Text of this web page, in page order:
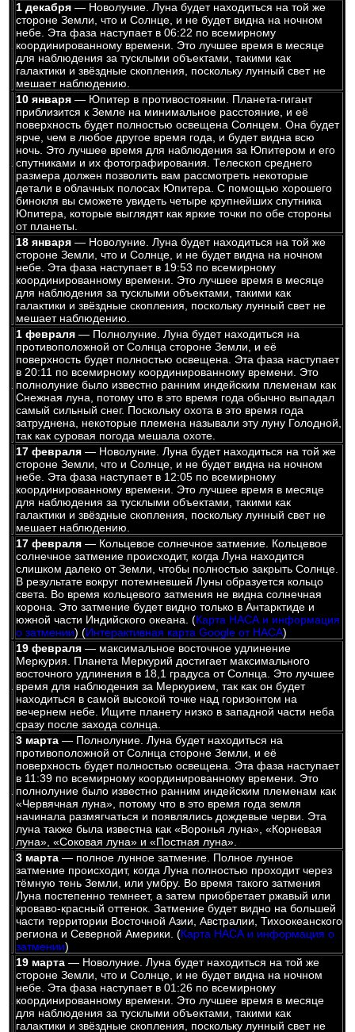
1 декабря— Новолуние. Луна будет находиться на той же
стороне Земли, что и Солнце, и не будет видна на ночном
небе. Эта фаза наступает в 06:22 по всемирному
координированному времени. Это лучшее время в месяце
для наблюдения за тусклыми объектами, такими как
галактики и звёздные скопления, поскольку лунный свет не
мешает наблюдению.
10 января— Юпитер в противостоянии. Планета-гигант
приблизится к Земле на минимальное расстояние, и её
поверхность будет полностью освещена Солнцем. Она будет
ярче, чем в любое другое время года, и будет видна всю
ночь. Это лучшее время для наблюдения за Юпитером и его
спутниками и их фотографирования. Телескоп среднего
размера должен позволить вам рассмотреть некоторые
детали в облачных полосах Юпитера. С помощью хорошего
бинокля вы сможете увидеть четыре крупнейших спутника
Юпитера, которые выглядят как яркие точки по обе стороны
от планеты.
18 января— Новолуние. Луна будет находиться на той же
стороне Земли, что и Солнце, и не будет видна на ночном
небе. Эта фаза наступает в 19:53 по всемирному
координированному времени. Это лучшее время в месяце
для наблюдения за тусклыми объектами, такими как
галактики и звёздные скопления, поскольку лунный свет не
мешает наблюдению.
1 февраля— Полнолуние. Луна будет находиться на
противоположной от Солнца стороне Земли, и её
поверхность будет полностью освещена. Эта фаза наступает
в 20:11 по всемирному координированному времени. Это
полнолуние было известно ранним индейским племенам как
Снежная луна, потому что в это время года обычно выпадал
самый сильный снег. Поскольку охота в это время года
затруднена, некоторые племена называли эту луну Голодной,
так как суровая погода мешала охоте.
17 февраля— Новолуние. Луна будет находиться на той же
стороне Земли, что и Солнце, и не будет видна на ночном
небе. Эта фаза наступает в 12:05 по всемирному
координированному времени. Это лучшее время в месяце
для наблюдения за тусклыми объектами, такими как
галактики и звёздные скопления, поскольку лунный свет не
мешает наблюдению.
17 февраля— Кольцевое солнечное затмение. Кольцевое
солнечное затмение происходит, когда Луна находится
слишком далеко от Земли, чтобы полностью закрыть Солнце.
В результате вокруг потемневшей Луны образуется кольцо
света. Во время кольцевого затмения не видна солнечная
корона. Это затмение будет видно только в Антарктиде и
южной части Индийского океана. (Карта НАСА и информация
о затмении) (Интерактивная карта Google от НАСА)
19 февраля— максимальное восточное удлинение
Меркурия. Планета Меркурий достигает максимального
восточного удлинения в 18,1 градуса от Солнца. Это лучшее
время для наблюдения за Меркурием, так как он будет
находиться в самой высокой точке над горизонтом на
вечернем небе. Ищите планету низко в западной части неба
сразу после захода солнца.
3 марта— Полнолуние. Луна будет находиться на
противоположной от Солнца стороне Земли, и её
поверхность будет полностью освещена. Эта фаза наступает
в 11:39 по всемирному координированному времени. Это
полнолуние было известно ранним индейским племенам как
«Червячная луна», потому что в это время года земля
начинала размягчаться и появлялись дождевые черви. Эта
луна также была известна как «Воронья луна», «Корневая
луна», «Соковая луна» и «Постная луна».
3 марта— полное лунное затмение. Полное лунное
затмение происходит, когда Луна полностью проходит через
тёмную тень Земли, или умбру. Во время такого затмения
Луна постепенно темнеет, а затем приобретает ржавый или
кроваво-красный оттенок. Затмение будет видно на большей
части территории Восточной Азии, Австралии, Тихоокеанского
региона и Северной Америки. (Карта НАСА и информация о
затмении)
19 марта— Новолуние. Луна будет находиться на той же
стороне Земли, что и Солнце, и не будет видна на ночном
небе. Эта фаза наступает в 01:26 по всемирному
координированному времени. Это лучшее время в месяце
для наблюдения за тусклыми объектами, такими как
галактики и звёздные скопления, поскольку лунный свет не